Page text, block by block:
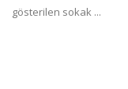
gösterilen sokak ...